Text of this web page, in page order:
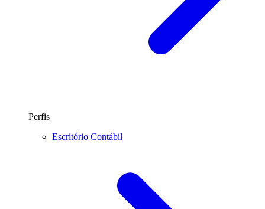
Perfis
Escritório Contábil